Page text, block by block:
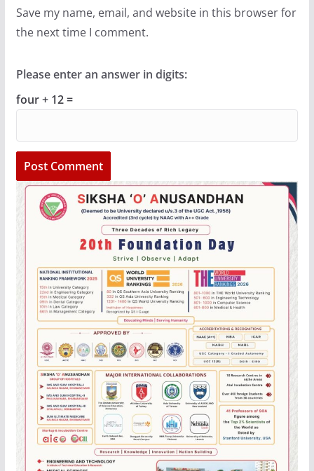
Save my name, email, and website in this browser for
the next time I comment.
Please enter an answer in digits:
four + 12 =